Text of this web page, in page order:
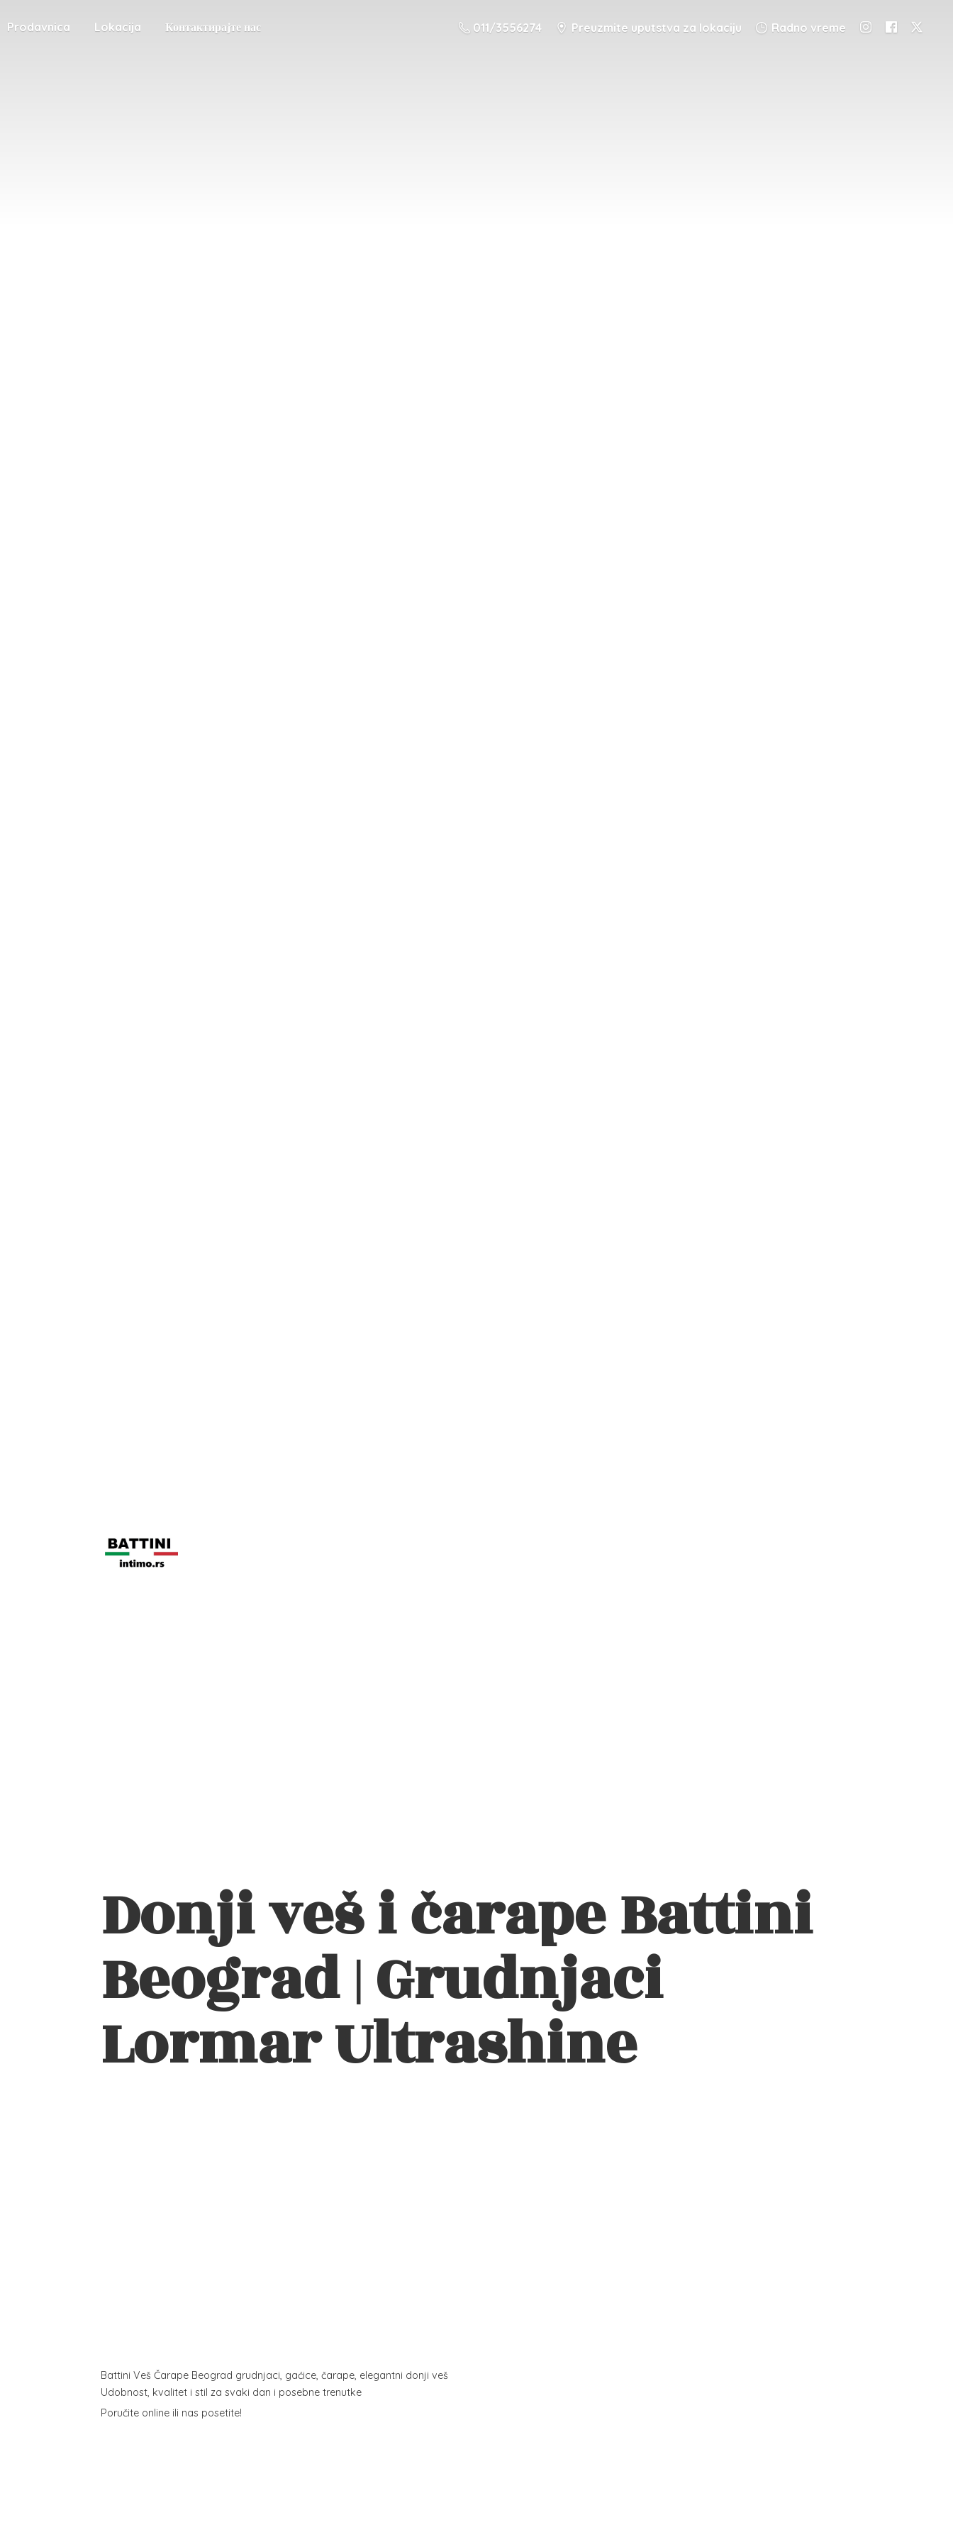
Prodavnica Lokacija Контактирајте нас 011/3556274 Preuzmite uputstva za lokaciju Radno vreme
Donji veš i čarape Battini
Beograd | Grudnjaci
Lormar Ultrashine
Battini Veš Čarape Beograd grudnjaci, gaćice, čarape, elegantni donji veš
Udobnost, kvalitet i stil za svaki dan i posebne trenutke
Poručite online ili nas posetite!